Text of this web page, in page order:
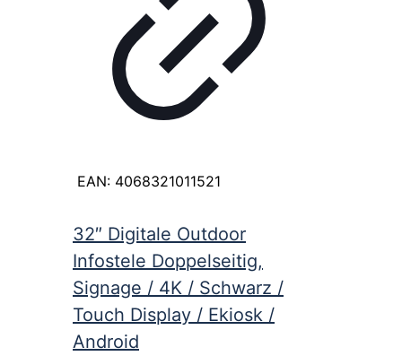
EAN: 4068321011521
32″ Digitale Outdoor
Infostele Doppelseitig,
Signage / 4K / Schwarz /
Touch Display / Ekiosk /
Android